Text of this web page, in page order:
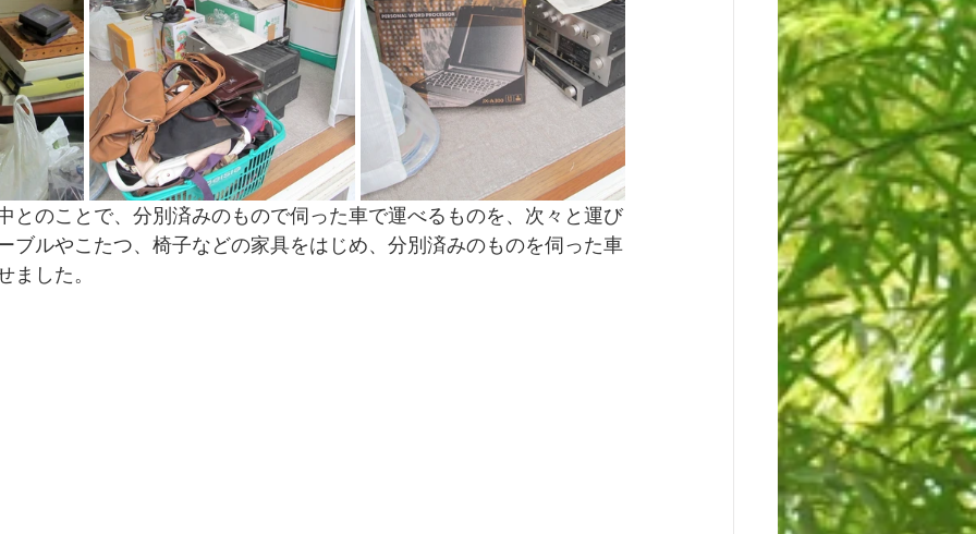
とのことで、分別済みのもので伺った車で運べるものを、次々と運び
ブルやこたつ、椅子などの家具をはじめ、分別済みのものを伺った車
した。